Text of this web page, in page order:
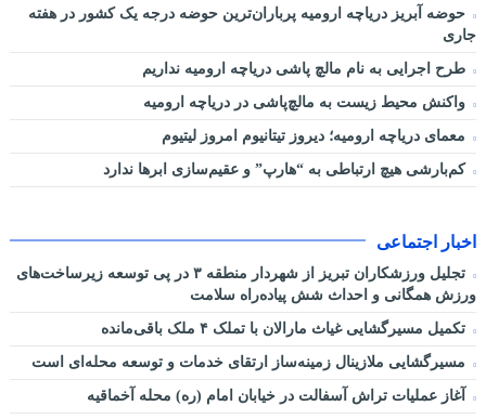
حوضه آبریز دریاچه ارومیه پرباران‌ترین حوضه‌ درجه یک کشور در هفته
جاری
طرح اجرایی به نام مالچ پاشی دریاچه ارومیه نداریم
واکنش محیط زیست به مالچ‌پاشی در دریاچه ارومیه
معمای دریاچه ارومیه؛ دیروز تیتانیوم امروز لیتیوم
کم‌بارشی هیچ ارتباطی به “هارپ” و عقیم‌سازی ابرها ندارد
اخبار اجتماعی
تجلیل ورزشکاران تبریز از شهردار منطقه ۳ در پی توسعه زیرساخت‌های
ورزش همگانی و احداث شش پیاده‌راه سلامت
تکمیل مسیرگشایی غیاث مارالان با تملک ۴ ملک باقی‌مانده
مسیرگشایی ملازینال زمینه‌ساز ارتقای خدمات و توسعه محله‌ای است
آغاز عملیات تراش آسفالت در خیابان امام (ره) محله آخماقیه